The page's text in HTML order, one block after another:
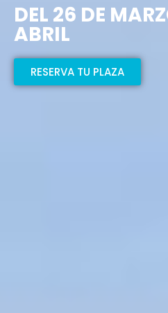
DEL 26 DE
ABRIL
RESERVA TU PLAZA